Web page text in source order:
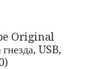
Original
USB,